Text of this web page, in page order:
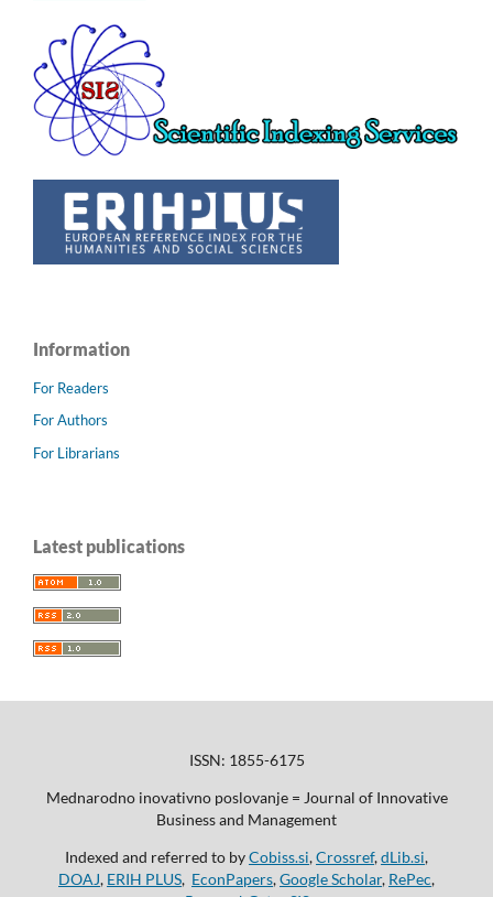
Information
For Readers
For Authors
For Librarians
Latest publications
ISSN: 1855-6175
Mednarodno inovativno poslovanje = Journal of Innovative
Business and Management
Indexed and referred to byCobiss.si,Crossref,dLib.si,
DOAJ, ERIH PLUS, EconPapers,Google Scholar, RePec,